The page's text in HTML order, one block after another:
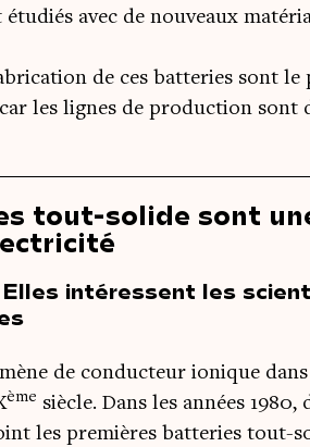
étudiés avec de nouveaux
de ces batteries sont
les lignes de production sont
tout-solide sont
intéressent les
de conduc­teur ionique
ème siècle. Dans les années
les pre­mières bat­te­ries tout-